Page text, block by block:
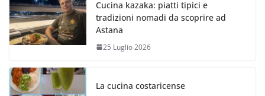
Cucina kazaka: piatti tipici e
tradizioni nomadi da scoprire ad
Astana
25 Luglio 2026
La cucina costaricense